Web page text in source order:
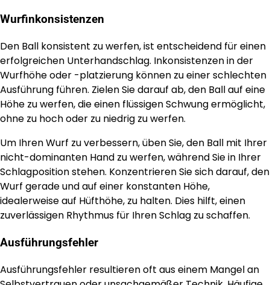
Wurfinkonsistenzen
Den Ball konsistent zu werfen, ist entscheidend für einen
erfolgreichen Unterhandschlag. Inkonsistenzen in der
Wurfhöhe oder -platzierung können zu einer schlechten
Ausführung führen. Zielen Sie darauf ab, den Ball auf eine
Höhe zu werfen, die einen flüssigen Schwung ermöglicht,
ohne zu hoch oder zu niedrig zu werfen.
Um Ihren Wurf zu verbessern, üben Sie, den Ball mit Ihrer
nicht-dominanten Hand zu werfen, während Sie in Ihrer
Schlagposition stehen. Konzentrieren Sie sich darauf, den
Wurf gerade und auf einer konstanten Höhe,
idealerweise auf Hüfthöhe, zu halten. Dies hilft, einen
zuverlässigen Rhythmus für Ihren Schlag zu schaffen.
Ausführungsfehler
Ausführungsfehler resultieren oft aus einem Mangel an